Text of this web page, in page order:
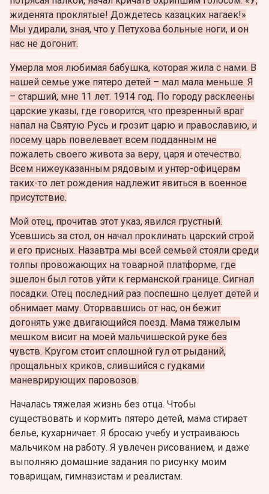
жиденята проклятые! Дождетесь казацких нагаек!»
Мы удирали, зная, что у Петухова больные ноги, и он
нас не догонит.
Умерла моя любимая бабушка, которая жила с нами. В
нашей семье уже пятеро детей – мал мала меньше. Я
– старший, мне 11 лет. 1914 год. По городу расклеены
царские указы, где говорится, что презренный враг
напал на Святую Русь и грозит царю и православию, и
посему царь повелевает всем подданным не
пожалеть своего живота за веру, царя и отечество.
Всем нижеуказанным рядовым и унтер-офицерам
таких-то лет рождения надлежит явиться в военное
присутствие.
Мой отец, прочитав этот указ, явился грустный.
Усевшись за стол, он начал проклинать царский строй
и его присных. Назавтра мы всей семьей стояли среди
толпы провожающих на товарной платформе, где
эшелон был готов уйти к германской границе. Сигнал
посадки. Отец последний раз поспешно целует детей и
обнимает маму. Оторвавшись от нас, он бежит
догонять уже двигающийся поезд. Мама тяжелым
мешком висит на моей мальчишеской руке без
чувств. Кругом стоит сплошной гул от рыданий,
прощальных криков, слившийся с гудками
маневрирующих паровозов.
Началась тяжелая жизнь без отца. Чтобы
существовать и кормить пятеро детей, мама стирает
белье, кухарничает. Я бросаю учебу и устраиваюсь
мальчиком на работу. Я увлечен рисованием, и даже
выполняю домашние задания по рисунку моим
товарищам, гимназистам и реалистам.